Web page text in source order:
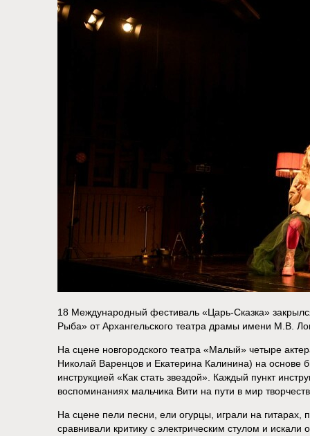
18 Международный фестиваль «‎Царь-Сказка»
Рыба» от Архангельского театра драмы имени М.В.
На сцене новгородского театра «‎Малый» четыре
Николай Варенцов и Екатерина Калинина) на основе
инструкцией «‎Как стать звездой». Каждый пункт
воспоминаниях мальчика Вити на пути в мир
На сцене пели песни, ели огурцы, играли на
сравнивали критику с электрическим стулом и